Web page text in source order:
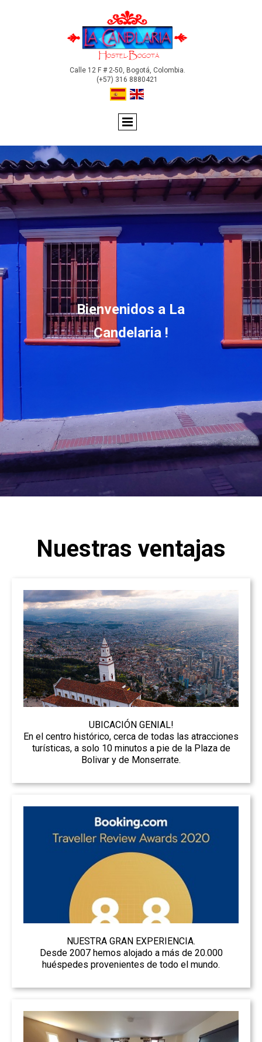
Calle 12 F # 2-50, Bogotá, Colombia.
(+57) 316 8880421
Bienvenidos a La
Candelaria !
Nuestras ventajas
UBICACIÓN GENIAL!
En el centro histórico, cerca de todas las atracciones
turísticas, a solo 10 minutos a pie de la Plaza de
Bolivar y de Monserrate.
NUESTRA GRAN EXPERIENCIA.
Desde 2007 hemos alojado a más de 20.000
huéspedes provenientes de todo el mundo.